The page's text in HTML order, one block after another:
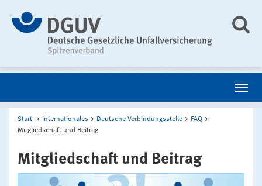
Start Internationales Deutsche Verbindungsstelle
FAQ
Mitgliedschaft und Beitrag
Mitgliedschaft und Beitrag